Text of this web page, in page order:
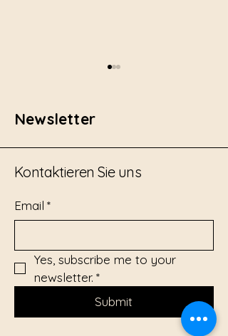
Elektronische Zündung -
Smart Master Edition -
Newsletter
Kontaktieren Sie uns
Email *
Yes, subscribe me to your
newsletter. *
Submit